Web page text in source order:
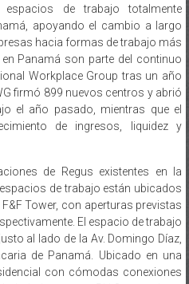
apoyando el cambio a largo
hacia formas de trabajo más
Panamá son parte del continuo
Workplace Group tras un año
firmó 899 nuevos centros y abrió
el año pasado, mientras que el
de ingresos, liquidez y
de trabajo están ubicados
Tower, con aperturas previstas
El espacio de trabajo
al lado de la Av. Domingo Díaz,
de Panamá. Ubicado en una
con cómodas conexiones
el centro en PH Centenario en